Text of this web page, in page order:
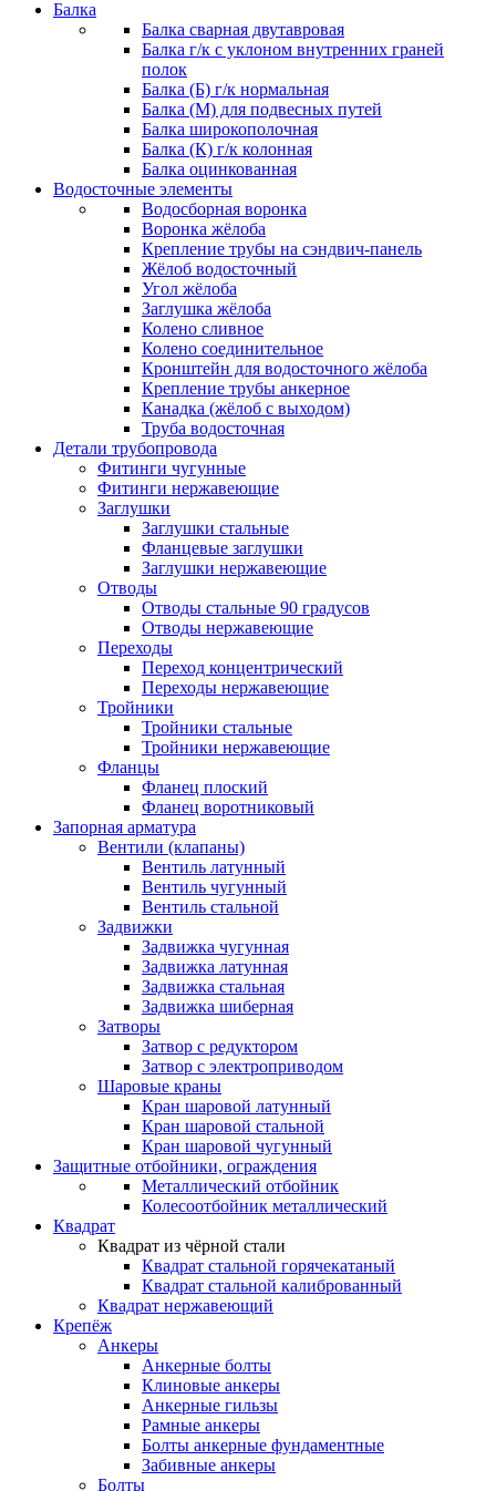
Балка
Балка сварная двутавровая
Балка г/к с уклоном внутренних граней
полок
Балка (Б) г/к нормальная
Балка (М) для подвесных путей
Балка широкополочная
Балка (К) г/к колонная
Балка оцинкованная
Водосточные элементы
Водосборная воронка
Воронка жёлоба
Крепление трубы на сэндвич-панель
Жёлоб водосточный
Угол жёлоба
Заглушка жёлоба
Колено сливное
Колено соединительное
Кронштейн для водосточного жёлоба
Крепление трубы анкерное
Канадка (жёлоб с выходом)
Труба водосточная
Детали трубопровода
Фитинги чугунные
Фитинги нержавеющие
Заглушки
Заглушки стальные
Фланцевые заглушки
Заглушки нержавеющие
Отводы
Отводы стальные 90 градусов
Отводы нержавеющие
Переходы
Переход концентрический
Переходы нержавеющие
Тройники
Тройники стальные
Тройники нержавеющие
Фланцы
Фланец плоский
Фланец воротниковый
Запорная арматура
Вентили (клапаны)
Вентиль латунный
Вентиль чугунный
Вентиль стальной
Задвижки
Задвижка чугунная
Задвижка латунная
Задвижка стальная
Задвижка шиберная
Затворы
Затвор с редуктором
Затвор с электроприводом
Шаровые краны
Кран шаровой латунный
Кран шаровой стальной
Кран шаровой чугунный
Защитные отбойники, ограждения
Металлический отбойник
Колесоотбойник металлический
Квадрат
Квадрат из чёрной стали
Квадрат стальной горячекатаный
Квадрат стальной калиброванный
Квадрат нержавеющий
Крепёж
Анкеры
Анкерные болты
Клиновые анкеры
Анкерные гильзы
Рамные анкеры
Болты анкерные фундаментные
Забивные анкеры
Болты